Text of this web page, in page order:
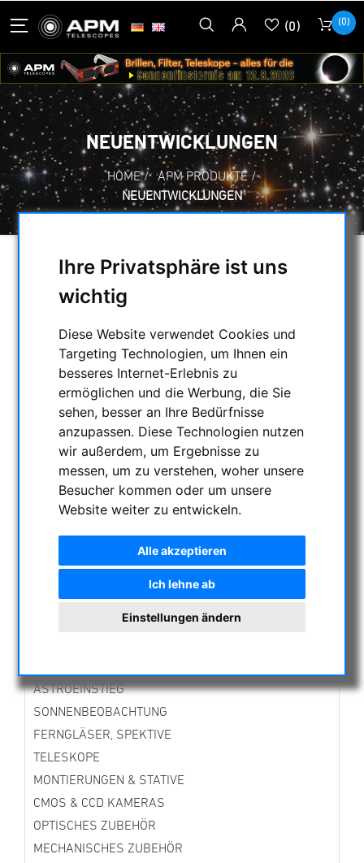
Ihre Privatsphäre ist uns
wichtig
Diese Website verwendet Cookies und
Targeting Technologien, um Ihnen ein
besseres Internet-Erlebnis zu
ermöglichen und die Werbung, die Sie
sehen, besser an Ihre Bedürfnisse
anzupassen. Diese Technologien nutzen
wir außerdem, um Ergebnisse zu
messen, um zu verstehen, woher unsere
Besucher kommen oder um unsere
Website weiter zu entwickeln.
Alle akzeptieren
Ich lehne ab
Einstellungen ändern
(0) (0)
NEUENTWICKLUNGEN
HOME / APM PRODUKTE /
NEUENTWICKLUNGEN
AUSWAHL
KATEGORIEN
NACHTSICHTGERÄTE , WÄRMEKAMERAS &
ENTFERNUNGSMESSER
AKTUELLE ANGEBOTE
ASTROPROFESSIONAL TELESCOPES
SECONDHAND & LAGERBESTAND
APM PRODUKTE
Ferngläser
Teleskope
Neuentwicklungen
ASTROEINSTIEG
SONNENBEOBACHTUNG
FERNGLÄSER, SPEKTIVE
TELESKOPE
MONTIERUNGEN & STATIVE
CMOS & CCD KAMERAS
OPTISCHES ZUBEHÖR
MECHANISCHES ZUBEHÖR